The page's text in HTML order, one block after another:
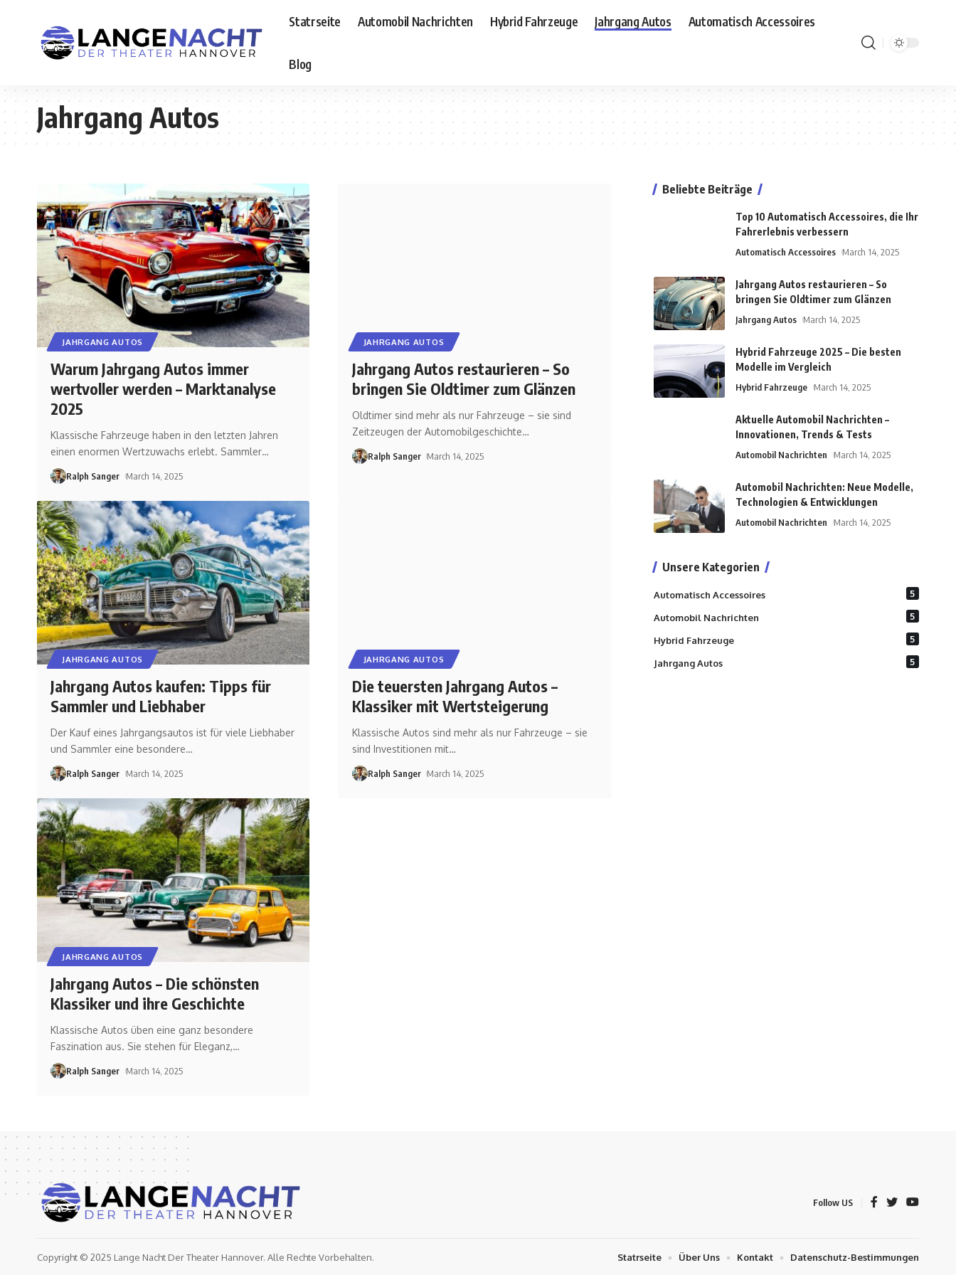
Statrseite Automobil Nachrichten Hybrid Fahrzeuge Jahrgang Autos Automatisch Accessoires
Blog
Jahrgang Autos
JAHRGANG AUTOS
Warum Jahrgang Autos immer
wertvoller werden – Marktanalyse
2025
Klassische Fahrzeuge haben in den letzten Jahren
einen enormen Wertzuwachs erlebt. Sammler…
Ralph Sanger March 14, 2025
JAHRGANG AUTOS
Jahrgang Autos restaurieren – So
bringen Sie Oldtimer zum Glänzen
Oldtimer sind mehr als nur Fahrzeuge – sie sind
Zeitzeugen der Automobilgeschichte…
Ralph Sanger March 14, 2025
JAHRGANG AUTOS
Jahrgang Autos kaufen: Tipps für
Sammler und Liebhaber
Der Kauf eines Jahrgangsautos ist für viele Liebhaber
und Sammler eine besondere…
Ralph Sanger March 14, 2025
JAHRGANG AUTOS
Die teuersten Jahrgang Autos –
Klassiker mit Wertsteigerung
Klassische Autos sind mehr als nur Fahrzeuge – sie
sind Investitionen mit…
Ralph Sanger March 14, 2025
JAHRGANG AUTOS
Jahrgang Autos – Die schönsten
Klassiker und ihre Geschichte
Klassische Autos üben eine ganz besondere
Faszination aus. Sie stehen für Eleganz,…
Ralph Sanger March 14, 2025
Beliebte Beiträge
Top 10 Automatisch Accessoires, die Ihr
Fahrerlebnis verbessern
Automatisch Accessoires March 14, 2025
Jahrgang Autos restaurieren – So
bringen Sie Oldtimer zum Glänzen
Jahrgang Autos March 14, 2025
Hybrid Fahrzeuge 2025 – Die besten
Modelle im Vergleich
Hybrid Fahrzeuge March 14, 2025
Aktuelle Automobil Nachrichten –
Innovationen, Trends & Tests
Automobil Nachrichten March 14, 2025
Automobil Nachrichten: Neue Modelle,
Technologien & Entwicklungen
Automobil Nachrichten March 14, 2025
Unsere Kategorien
Automatisch Accessoires 5
Automobil Nachrichten 5
Hybrid Fahrzeuge 5
Jahrgang Autos 5
Follow US
Copyright © 2025 Lange Nacht Der Theater Hannover. Alle Rechte Vorbehalten. Statrseite Über Uns Kontakt Datenschutz-Bestimmungen